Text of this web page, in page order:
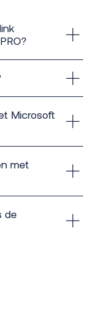
ideaal
75 en 86
Microsoft
met
te
A40,
de